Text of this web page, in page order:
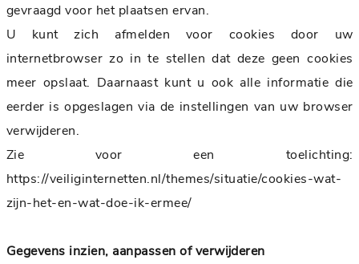
gevraagd voor het plaatsen ervan.
U kunt zich afmelden voor cookies door uw
internetbrowser zo in te stellen dat deze geen cookies
meer opslaat. Daarnaast kunt u ook alle informatie die
eerder is opgeslagen via de instellingen van uw browser
verwijderen.
Zie voor een toelichting:
https://veiliginternetten.nl/themes/situatie/cookies-wat-
zijn-het-en-wat-doe-ik-ermee/
Gegevens inzien, aanpassen of verwijderen